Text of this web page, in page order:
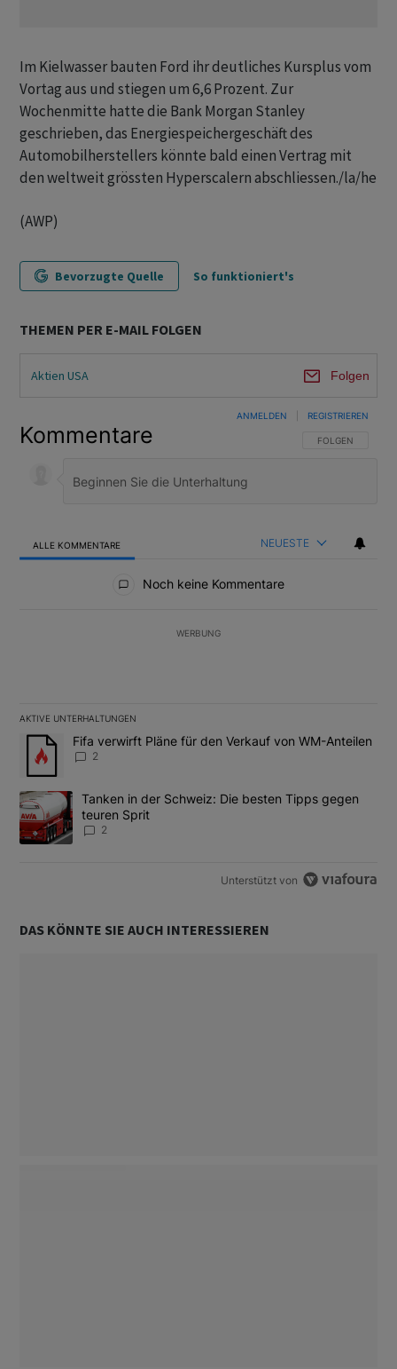
Im Kielwasser bauten Ford ihr deutliches Kursplus vom
Vortag aus und stiegen um 6,6 Prozent. Zur
Wochenmitte hatte die Bank Morgan Stanley
geschrieben, das Energiespeichergeschäft des
Automobilherstellers könnte bald einen Vertrag mit
den weltweit grössten Hyperscalern abschliessen./la/he
(AWP)
Bevorzugte Quelle So funktioniert's
THEMEN PER E-MAIL FOLGEN
Aktien USA Folgen
Kommentare FOLGE DIESER
FOLGEN
ANMELDEN REGISTRIEREN
ALLE KOMMENTARE NEUESTE
Noch keine Kommentare
WERBUNG
AKTIVE UNTERHALTUNGEN
Das Folgende ist eine Liste der am meisten kommentierten
Ein Trendartikel mit dem Titel "Fifa verwirft Pläne für den
Fifa verwirft Pläne für den Verkauf von WM-Anteilen
2
Ein Trendartikel mit dem Titel "Tanken in der Schweiz: Die
Tanken in der Schweiz: Die besten Tipps gegen
teuren Sprit
2
Unterstützt von
DAS KÖNNTE SIE AUCH INTERESSIEREN